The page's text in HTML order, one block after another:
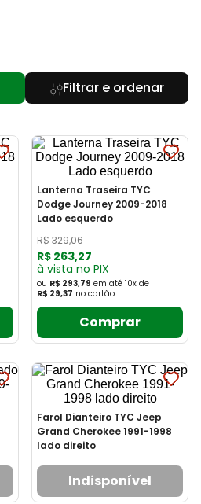
Lanterna Traseira TYC
Dodge Journey 2009-2018
Lado esquerdo
R$329,06
R$ 263,27
à vista no PIX
ou R$ 293,79 em até 10x de
R$ 29,37 no cartão
Comprar
Farol Dianteiro TYC Jeep
Grand Cherokee 1991-1998
lado direito
Indisponível